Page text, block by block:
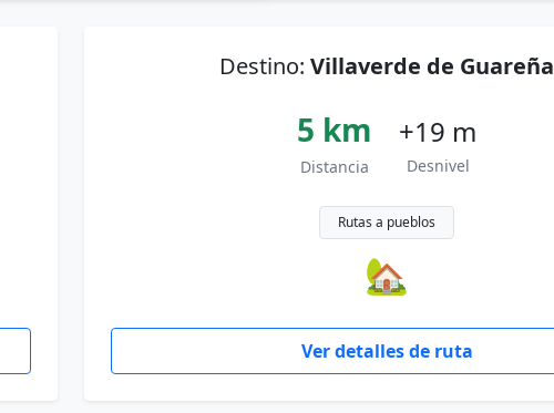
Destino: Villaverde de Guareña
5 km
Distancia
+19 m
Desnivel
Rutas a pueblos
🏡
Ver detalles de ruta